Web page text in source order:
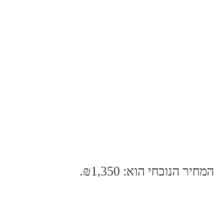
המחיר הנוכחי הוא: ₪1,350.